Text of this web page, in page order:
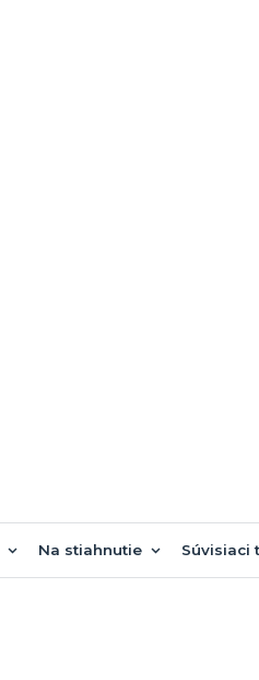
Na stiahnutie Súvisiaci